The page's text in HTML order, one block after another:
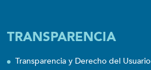
TRANSPARENCIA
Transparencia y Derecho del Usuario